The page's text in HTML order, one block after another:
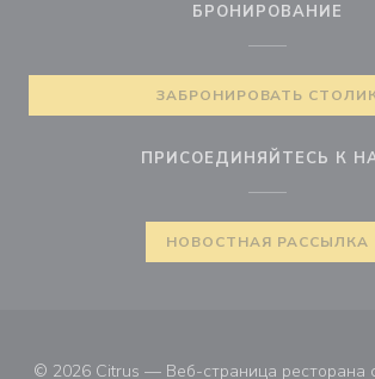
БРОНИРОВАНИЕ
ЗАБРОНИРОВАТЬ
ПРИСОЕДИНЯЙТЕСЬ К
НОВОСТНАЯ РАССЫЛКА
© 2026 Citrus — Веб-страница ресторана